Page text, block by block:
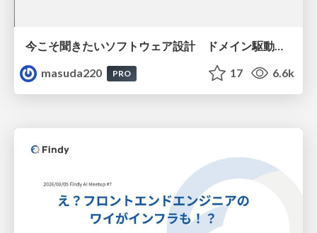
今こそ聞きたいソフトウェア設計 ドメイン駆動設計再入門
masuda220
PRO 17 6.6k